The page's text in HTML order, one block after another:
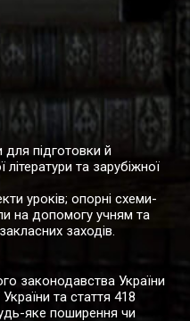
для підготовки й
та зарубіжної
уроків; опорні схеми-
на допомогу учням та
заходів.
законодавства України
та стаття 418
яке поширення чи